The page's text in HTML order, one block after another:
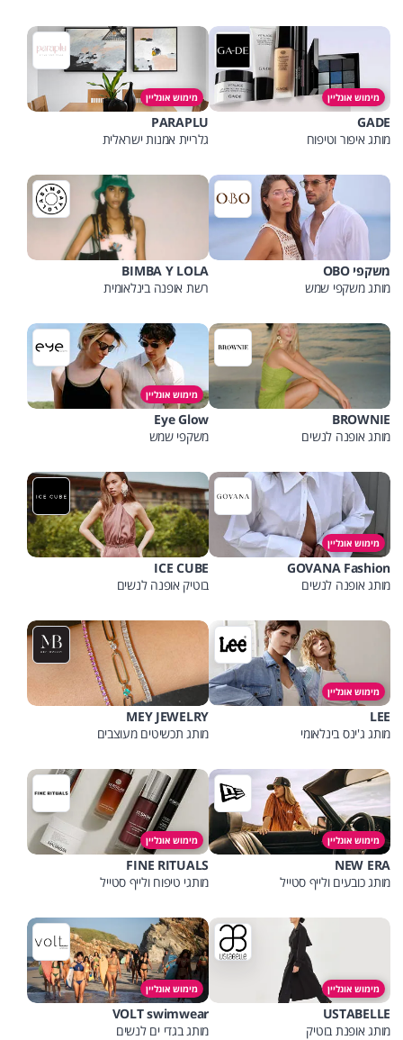
מימוש אונליין
GADE
מותג איפור וטיפוח
מימוש אונליין
PARAPLU
גלריית אמנות ישראלית
משקפי OBO
מותג משקפי שמש
BIMBA Y LOLA
רשת אופנה בינלאומית
BROWNIE
מותג אופנה לנשים
מימוש אונליין
Eye Glow
משקפי שמש
מימוש אונליין
GOVANA Fashion
מותג אופנה לנשים
ICE CUBE
בוטיק אופנה לנשים
מימוש אונליין
LEE
מותג ג'ינס בינלאומי
MEY JEWELRY
מותג תכשיטים מעוצבים
מימוש אונליין
NEW ERA
מותג כובעים ולייף סטייל
מימוש אונליין
FINE RITUALS
מותגי טיפוח ולייף סטייל
מימוש אונליין
USTABELLE
מותג אופנת בוטיק
מימוש אונליין
VOLT swimwear
מותג בגדי ים לנשים